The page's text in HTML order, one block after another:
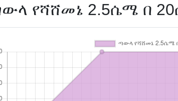
የሻሸመኔ 2.5ሴሜ በ